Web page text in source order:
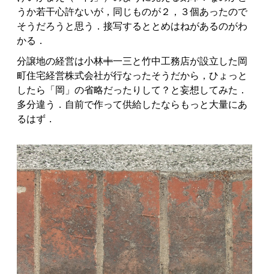
うか若干心許ないが，同じものが２，３個あったので
そうだろうと思う．接写するととめはねがあるのがわ
かる．
分譲地の経営は小林十一三と竹中工務店が設立した岡
町住宅経営株式会社が行なったそうだから，ひょっと
したら「岡」の省略だったりして？と妄想してみた．
多分違う．自前で作って供給したならもっと大量にあ
るはず．